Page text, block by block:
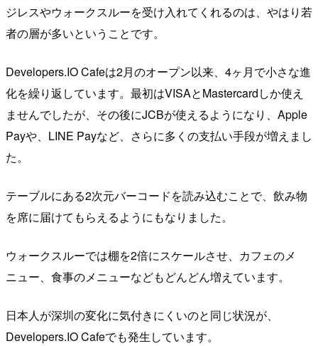
ジレスやウォークスルーを受け入れてくれるのは、やはり若
者の層が多いということです。
Developers.IO Cafeは2月のオープン以来、4ヶ月で小さな進
化を繰り返しています。最初はVISAとMastercardしか使え
ませんでしたが、その後にJCBが使えるようになり、Apple
Payや、LINE Payなど、さらに多くの支払い手段が増えまし
た。
テーブルにある2次元バーコードを読み込むことで、飲み物
を席に届けてもらえるようにもなりました。
ウォークスルーでは棚を2倍にスケールさせ、カフェのメ
ニュー、食事のメニューなどもどんどん増えています。
日本人が深圳の変化に気付きにくいのと同じ状況が、
Developers.IO Cafeでも発生しています。